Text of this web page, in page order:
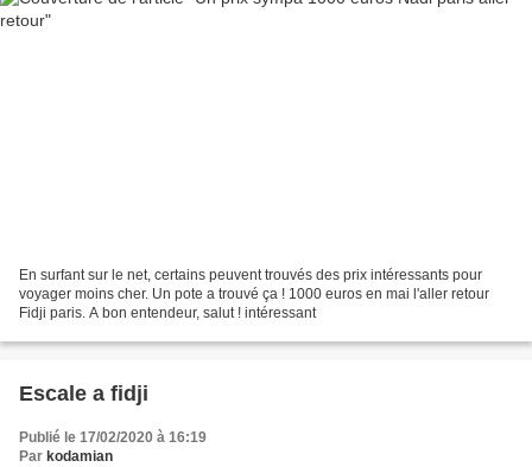
En surfant sur le net, certains peuvent trouvés des prix intéressants pour
voyager moins cher. Un pote a trouvé ça ! 1000 euros en mai l'aller retour
Fidji paris. A bon entendeur, salut ! intéressant
Escale a fidji
Publié le 17/02/2020 à 16:19
Par kodamian